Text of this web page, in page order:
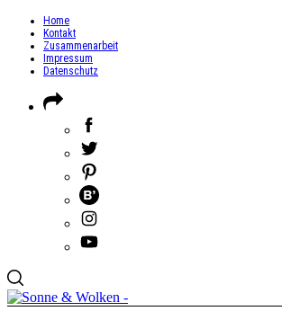
Home
Kontakt
Zusammenarbeit
Impressum
Datenschutz